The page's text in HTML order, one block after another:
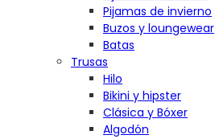
Pijamas de invierno
Buzos y loungewear
Batas
Trusas
Hilo
Bikini y hipster
Clásica y Bóxer
Algodón